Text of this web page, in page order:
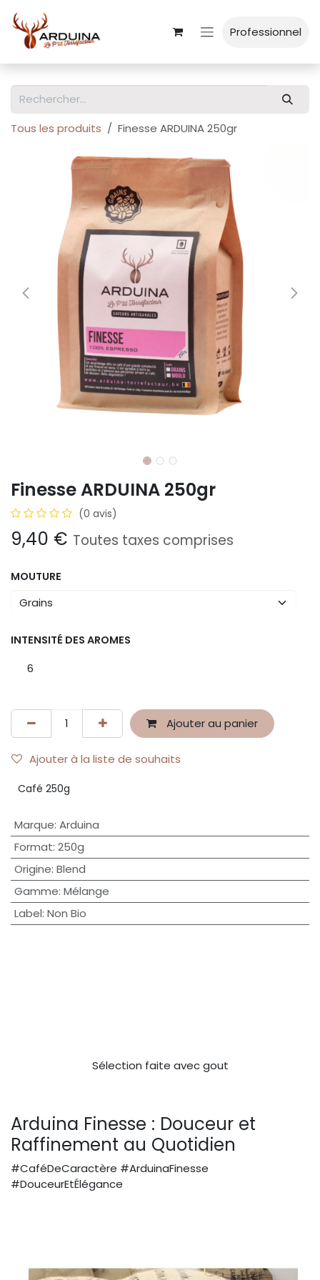
Professionnel
Tous les produits Finesse ARDUINA 250gr
Finesse ARDUINA 250gr
(0 avis)
9,40 € Toutes taxes comprises
MOUTURE
INTENSITÉ DES AROMES
6
Ajouter au panier
Ajouter à la liste de souhaits
Café 250g
Marque: Arduina
Format: 250g
Origine: Blend
Gamme: Mélange
Label: Non Bio
Sélection faite avec gout
Arduina Finesse : Douceur et
Raffinement au Quotidien
#CaféDeCaractère #ArduinaFinesse
#DouceurEtÉlégance